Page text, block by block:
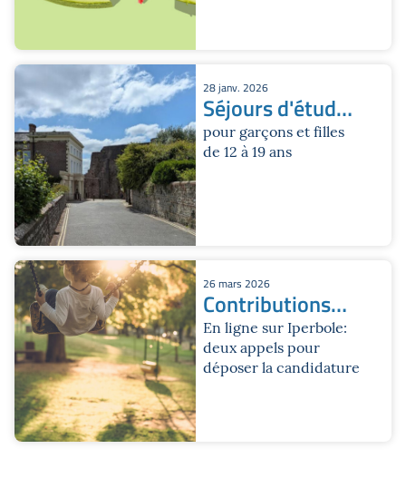
28 janv. 2026
Séjours d'études
2026
pour garçons et filles
de 12 à 19 ans
26 mars 2026
Contributions
pour les services
d'été 2026
En ligne sur Iperbole:
deux appels pour
déposer la candidature